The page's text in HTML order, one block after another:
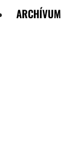
ARCHÍVUM